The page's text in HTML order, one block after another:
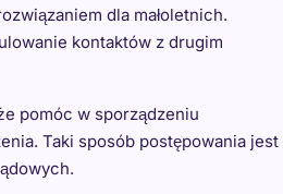
dla małoletnich.
kontaktów z drugim
pomóc w sporządzeniu
Taki sposób postępowania jest